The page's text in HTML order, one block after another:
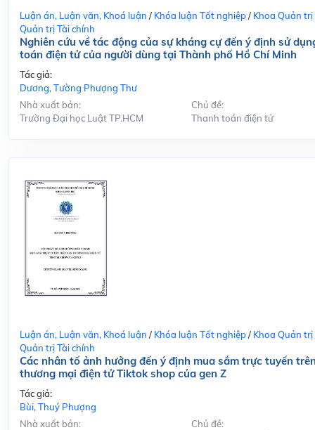
Luận án, Luận văn, Khoá luận / Khóa luận Tốt nghiệp/ Khoa Quản trị
Quản trị Tài chính
Nghiên cứu về tác động của sự kháng cự đến ý định sử
toán điện tử của người dùng tại Thành phố Hồ Chí Minh
Tác giả:
Dương, Tường Phượng Thư
Nhà xuất bản:
Trường Đại học Luật TP.HCM
Chủ đề:
Thanh toán điện tử
Luận án, Luận văn, Khoá luận / Khóa luận Tốt nghiệp/ Khoa Quản trị
Quản trị Tài chính
Các nhân tố ảnh hưởng đến ý định mua sắm trực tuyến
thương mại điện tử Tiktok shop của gen Z
Tác giả:
Bùi, Thuý Phượng
Nhà xuất bản:
Chủ đề: